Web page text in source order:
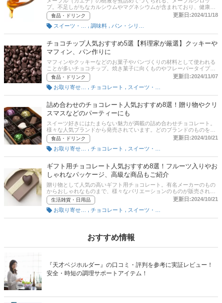
プ。不足しがちなカルシウムやマグネシウムが含まれており、健康食
品としても注目度の高い食品です。この記事では、フードスタイリス
トの池 ももこさんへの取材をもとに、メープルシロップの選び方とお
すすめ商品を紹介します。ゴールデンやアンバーといったグレードの
種類があるので用途に合わせて選びましょう。カークランドやアレガ
ニーズといった人気ブランドを中心に、カナダ産や、コスパのいい業
務用などを厳選！記事後半には、楽天などの通販サイトの最新人気ラ
ンキングのリンクがあるので、売れ筋や口コミをチェックしてみてく
食品・ドリンク
更新日:2024/11/18
調味料
チョコチップ人気おすすめ5選【料理家が厳選】クッキーや
マフィン、パン作りに
マフィンやクッキーなどのお菓子やパンづくりの材料として使われる
ことが多いチョコチップ。焼き菓子に向くものやフレーバータイプな
ど種類があるため、作りたいものに合わせて使い分けることがポイン
トです。この記事では、料理家でフードスタイリストの池 ももこさん
への取材をもとに、チョコチップの選び方とおすすめの商品を紹介し
ます！ 記事後半では各通販サイトの売れ筋ランキングも掲載していま
す。作りたいものに合わせて最適なチョコチップを選びましょう！
食品・ドリンク
更新日:2024/11/07
チョコレート
詰め合わせのチョコレート人気おすすめ8選！贈り物やクリ
スマスなどのパーティーにも
スイーツ好きにはたまらない魅力が満載の詰め合わせチョコレート。
様々な人気ブランドから発売されています。どのブランドのものをチ
ョイスしていいのか迷ってしまいますよね。この記事ではチョコレー
トの中でもいろいろな味が楽しめる詰め合わせのチョコレートおすす
め商品をご紹介しています。各ブランドの魅力や、ブランドごとのチ
ョコレートの特徴などを掲載しているので、ぜひ参考にしてみてくだ
さい。記事後半には、Amazonなどの通販サイトの最新人気ランキン
グのリンクもあるので、売れ筋や口コミを確認してみましょう。
食品・ドリンク
更新日:2024/10/21
チョコレート
ギフト用チョコレート人気おすすめ8選！フルーツ入りやお
しゃれなパッケージ、高級な商品もご紹介
贈り物として人気の高いギフト用チョコレート。有名メーカーのもの
からおしゃれなものまで、様々なバリエーションのものが販売されて
おり、目移りしてしまいます。この記事ではプレゼントや贈り物とし
て最適なギフト用チョコレートのおすすめ商品をご紹介しています。
価格帯や有名メーカー、オシャレなものまで、様々な商品を掲載して
いますのでぜひ参考にしてください。
生活雑貨・日用品
更新日:2024/10/21
チョコレート
おすすめ情報
『天才ベジホルダー』の口コミ・評判を参考に実証レビュー！
安全・時短の調理サポートアイテム！